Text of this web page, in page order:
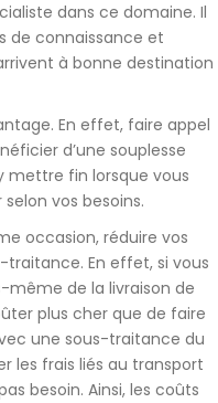
dans ce domaine. Il
de connaissance et
à bonne destination
En effet, faire appel
d’une souplesse
mettre fin lorsque vous
selon vos besoins.
occasion, réduire vos
traitance. En effet, si vous
même de la livraison de
plus cher que de faire
une sous-traitance du
les frais liés au transport
besoin. Ainsi, les coûts